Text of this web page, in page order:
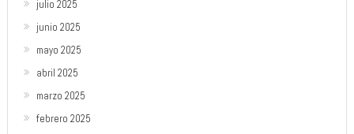
julio 2025
junio 2025
mayo 2025
abril 2025
marzo 2025
febrero 2025